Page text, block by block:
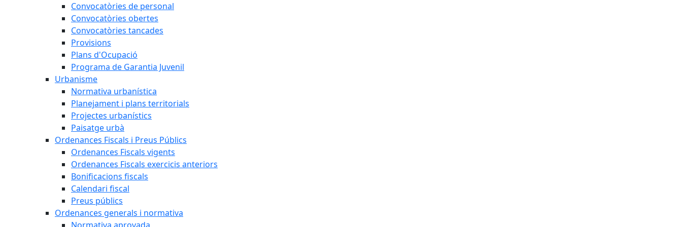
Convocatòries de personal
Convocatòries obertes
Convocatòries tancades
Provisions
Plans d'Ocupació
Programa de Garantia Juvenil
Urbanisme
Normativa urbanística
Planejament i plans territorials
Projectes urbanístics
Paisatge urbà
Ordenances Fiscals i Preus Públics
Ordenances Fiscals vigents
Ordenances Fiscals exercicis anteriors
Bonificacions fiscals
Calendari fiscal
Preus públics
Ordenances generals i normativa